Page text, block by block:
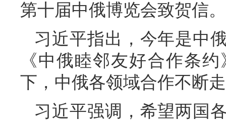
第十届中俄博览会致贺信。
习近平指出，今年是中
《中俄睦邻友好合作条
下，中俄各领域合作不断
习近平强调，希望两国